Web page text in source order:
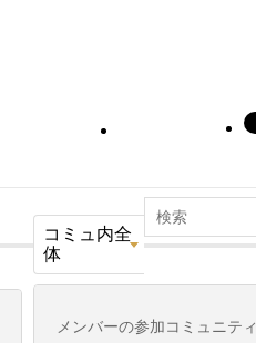
コミュ内全
体
メンバーの参加コミュニティ